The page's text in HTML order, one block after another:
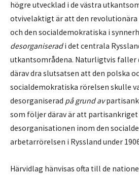
högre utvecklad i de västra
otvivelaktigt är att den
och den socialdemokratiska i
desorganiseradi det centrala
utkantsområdena. Naturligtvis faller
därav dra slutsatsen att den polska
socialdemokratiska rörelsen skulle
desorganiserad på grund av
som följer därav är att
desorganisationen inom den
arbetarrörelsen i Ryssland under
Härvidlag hänvisas ofta till de